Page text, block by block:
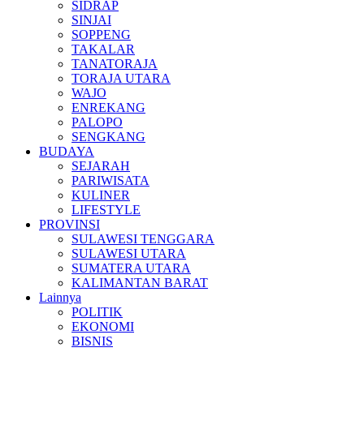
SIDRAP
SINJAI
SOPPENG
TAKALAR
TANATORAJA
TORAJA UTARA
WAJO
ENREKANG
PALOPO
SENGKANG
BUDAYA
SEJARAH
PARIWISATA
KULINER
LIFESTYLE
PROVINSI
SULAWESI TENGGARA
SULAWESI UTARA
SUMATERA UTARA
KALIMANTAN BARAT
Lainnya
POLITIK
EKONOMI
BISNIS